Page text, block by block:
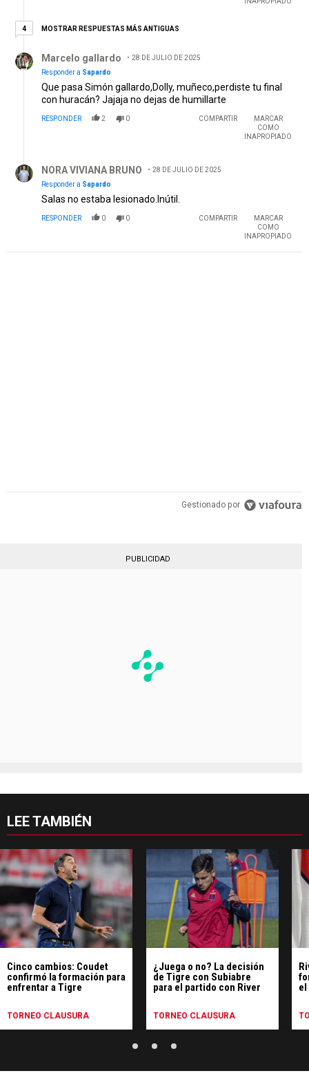
44 respuestas más antiguas
MOSTRAR RESPUESTAS MÁS ANTIGUAS
Marcelo gallardo
28 DE JULIO DE 2025
Responder a Sapardo
Que pasa Simón gallardo,Dolly, muñeco,perdiste tu final
con huracán? Jajaja no dejas de humillarte
RESPONDER 2 0 COMPARTIR
MARCAR
COMO
INAPROPIADO
NORA VIVIANA BRUNO
28 DE JULIO DE 2025
Responder a Sapardo
Salas no estaba lesionado.Inútil.
RESPONDER 0 0 COMPARTIR
MARCAR
COMO
INAPROPIADO
Gestionado por
PUBLICIDAD
LEE TAMBIÉN
Cinco cambios: Coudet
confirmó la formación para
enfrentar a Tigre
TORNEO CLAUSURA
¿Juega o no? La decisión
de Tigre con Subiabre
para el partido con River
TORNEO CLAUSURA